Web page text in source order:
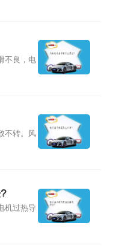
不良，电
不转。风
机过热导